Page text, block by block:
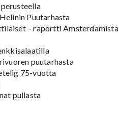
Puutarhasta
– raportti Amsterdamista
puutarhasta
75-vuotta
pullasta